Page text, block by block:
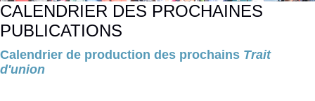
CALENDRIER DES PROCHAINES
PUBLICATIONS
Calendrier de production des prochains Trait
d'union